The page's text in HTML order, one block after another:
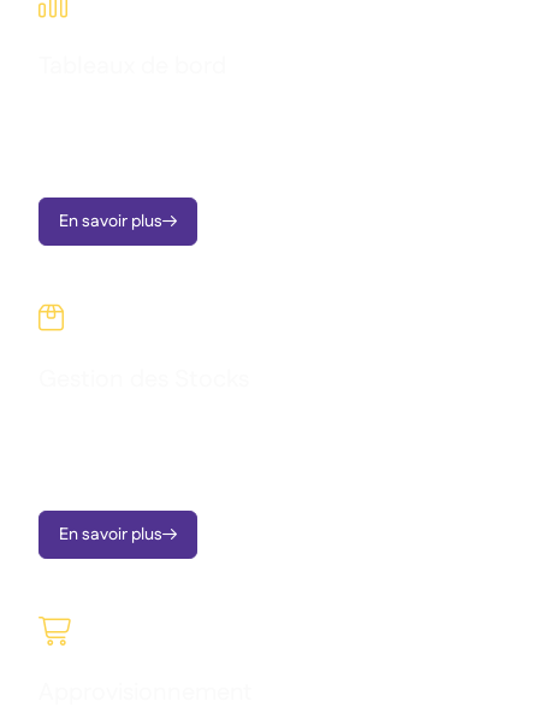
En savoir plus

En savoir plus
